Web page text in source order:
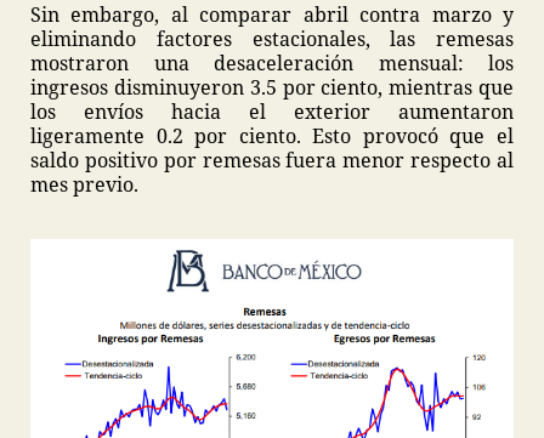
Sin embargo, al comparar abril contra marzo y
eliminando factores estacionales, las remesas
mostraron una desaceleración mensual: los
ingresos disminuyeron 3.5 por ciento, mientras que
los envíos hacia el exterior aumentaron
ligeramente 0.2 por ciento. Esto provocó que el
saldo positivo por remesas fuera menor respecto al
mes previo.